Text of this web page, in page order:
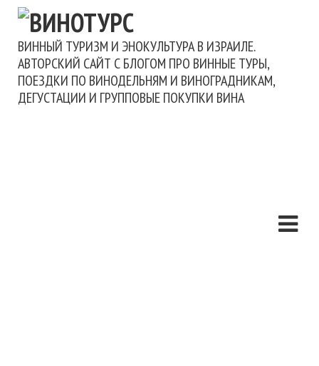
ВИННЫЙ ТУРИЗМ И ЭНОКУЛЬТУРА В ИЗРАИЛЕ.
АВТОРСКИЙ САЙТ С БЛОГОМ ПРО ВИННЫЕ ТУРЫ,
ПОЕЗДКИ ПО ВИНОДЕЛЬНЯМ И ВИНОГРАДНИКАМ,
ДЕГУСТАЦИИ И ГРУППОВЫЕ ПОКУПКИ ВИНА